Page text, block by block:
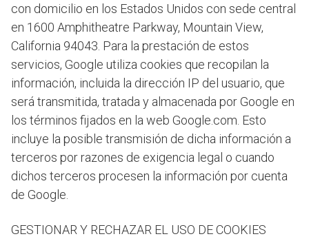
con domicilio en los Estados Unidos con sede central
en 1600 Amphitheatre Parkway, Mountain View,
California 94043. Para la prestación de estos
servicios, Google utiliza cookies que recopilan la
información, incluida la dirección IP del usuario, que
será transmitida, tratada y almacenada por Google en
los términos fijados en la web Google.com. Esto
incluye la posible transmisión de dicha información a
terceros por razones de exigencia legal o cuando
dichos terceros procesen la información por cuenta
de Google.
GESTIONAR Y RECHAZAR EL USO DE COOKIES